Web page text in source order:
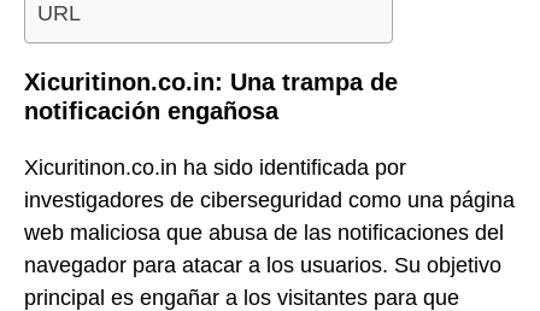
URL
Xicuritinon.co.in: Una trampa de
notificación engañosa
Xicuritinon.co.in ha sido identificada por
investigadores de ciberseguridad como una página
web maliciosa que abusa de las notificaciones del
navegador para atacar a los usuarios. Su objetivo
principal es engañar a los visitantes para que